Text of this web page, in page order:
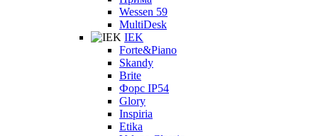
Wessen 59
MultiDesk
IEK
Forte&Piano
Skandy
Brite
Форс IP54
Glory
Inspiria
Etika